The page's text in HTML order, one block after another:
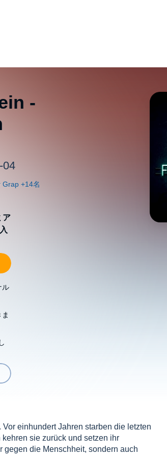
-
04
ア
ル
einhundert Jahren starben die letzten
sie zurück und setzen ihr
gegen die Menschheit, sondern auch